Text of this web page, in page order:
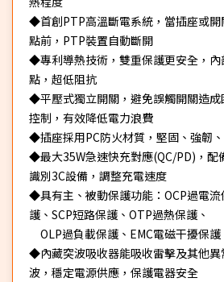
◆首創PTP高溫斷電系統，當插座或開
點前，PTP裝置自動斷開
◆專利導熱技術，雙重保護更安全，
點，超低阻抗
◆平壓式獨立開關，避免誤觸開關造
控制，有效降低電力浪費
◆插座採用PC防火材質，堅固、強韌、
◆最大35W急速快充對應(QC/PD)，配
識別3C設備，調整充電速度
◆具有主、被動保護功能：OCP過電流
護、SCP短路保護、OTP過熱保護、
OLP過負載保護、EMC電磁干擾保護
◆內藏突波吸收器能吸收雷擊及其他
波，穩定電源供應，保護電器安全